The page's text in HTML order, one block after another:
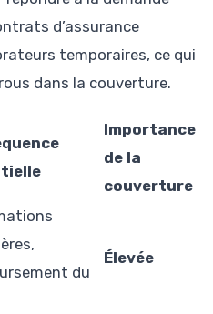
d’assurance
temporaires, ce qui
dans la couverture.
Importance
de la
couverture
du
Élevée